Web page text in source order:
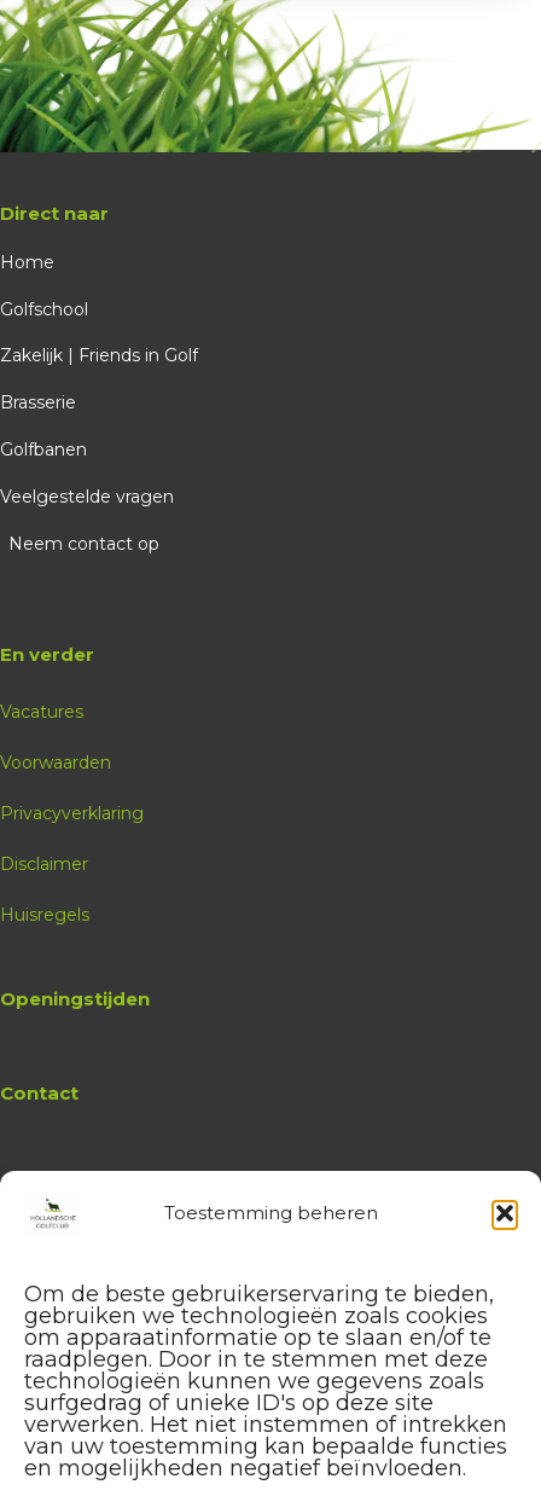
Toestemming beheren
Om de beste gebruikerservaring te bieden,
gebruiken we technologieën zoals cookies
om apparaatinformatie op te slaan en/of te
raadplegen. Door in te stemmen met deze
technologieën kunnen we gegevens zoals
surfgedrag of unieke ID's op deze site
verwerken. Het niet instemmen of intrekken
van uw toestemming kan bepaalde functies
en mogelijkheden negatief beïnvloeden.
Direct naar
Home
Golfschool
Zakelijk | Friends in Golf
Brasserie
Golfbanen
Veelgestelde vragen
Neem contact op
En verder
Vacatures
Voorwaarden
Privacyverklaring
Disclaimer
Huisregels
Openingstijden
Contact
WebsiteHollandsche Golfclub
administratie
service@hollandschegolfclub.nl
Vragen aan deGolfschool
over Golfstart, Themalessen, etc.
golfstart@hollandschegolfclub.nl
Vragen aanSales & Events